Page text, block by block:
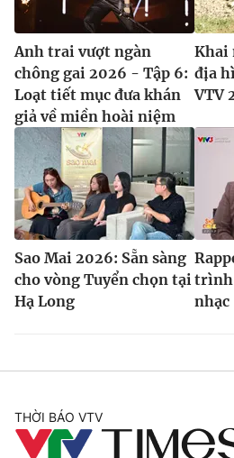
Anh trai vượt ngàn
chông gai 2026 - Tập 6:
Loạt tiết mục đưa khán
giả về miền hoài niệm
Khai
địa
VTV
Sao Mai 2026: Sẵn sàng
cho vòng Tuyển chọn tại
Hạ Long
trình
nhạc
THỜI BÁO VTV